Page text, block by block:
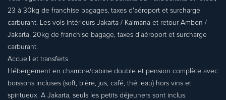
23 à 30kg de franchise bagages, taxes d'aéroport et surcharge
carburant. Les vols intérieurs Jakarta / Kaimana et retour Ambon /
Jakarta, 20kg de franchise bagage, taxes d'aéroport et surcharge
carburant.
Accueil et transferts
Hébergement en chambre/cabine double et pension complète avec
boissons incluses (soft, bière, jus, café, thé, eau) hors vins et
spiritueux. A Jakarta, seuls les petits déjeuners sont inclus.